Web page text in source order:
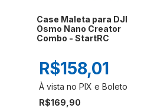
Case Maleta para DJI
Osmo Nano Creator
Combo - StartRC
R$169,90
R$158,01